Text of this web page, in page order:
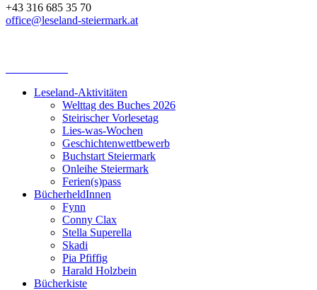
+43 316 685 35 70
office@leseland-steiermark.at
Leseland-Aktivitäten
Welttag des Buches 2026
Steirischer Vorlesetag
Lies-was-Wochen
Geschichtenwettbewerb
Buchstart Steiermark
Onleihe Steiermark
Ferien(s)pass
BücherheldInnen
Fynn
Conny Clax
Stella Superella
Skadi
Pia Pfiffig
Harald Holzbein
Bücherkiste